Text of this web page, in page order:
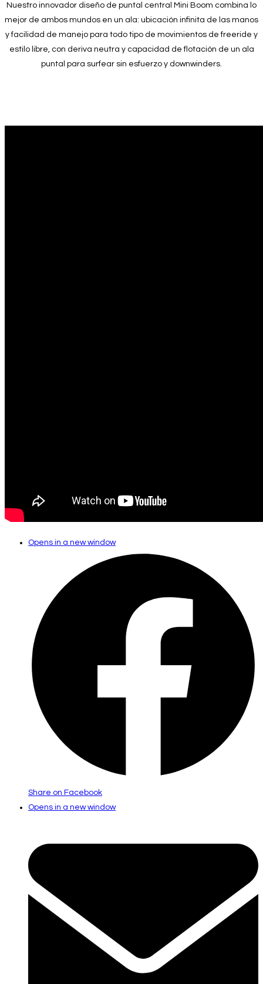
Nuestro innovador diseño de puntal central Mini Boom combina lo
mejor de ambos mundos en un ala: ubicación infinita de las manos
y facilidad de manejo para todo tipo de movimientos de freeride y
estilo libre, con deriva neutra y capacidad de flotación de un ala
puntal para surfear sin esfuerzo y downwinders.
Opens in a new window
Share on Facebook
Opens in a new window